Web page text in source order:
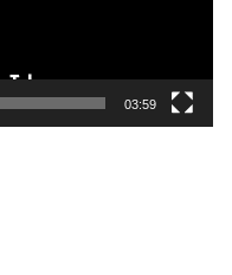
03:59